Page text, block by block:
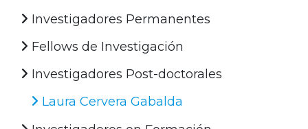
Investigadores Permanentes
Fellows de Investigación
Investigadores Post-doctorales
Laura Cervera Gabalda